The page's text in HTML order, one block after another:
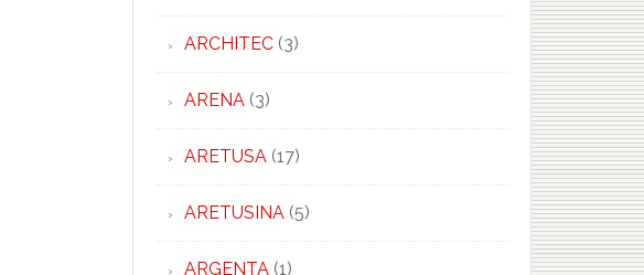
ARCHITEC(3)
ARENA(3)
ARETUSA(17)
ARETUSINA(5)
ARGENTA(1)